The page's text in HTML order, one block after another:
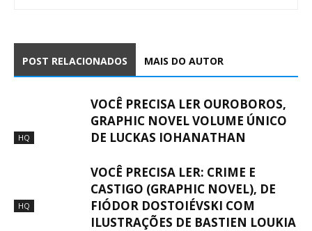
POST RELACIONADOS MAIS DO AUTOR
HQ
VOCÊ PRECISA LER OUROBOROS,
GRAPHIC NOVEL VOLUME ÚNICO
DE LUCKAS IOHANATHAN
HQ
VOCÊ PRECISA LER: CRIME E
CASTIGO (GRAPHIC NOVEL), DE
FIÓDOR DOSTOIÉVSKI COM
ILUSTRAÇÕES DE BASTIEN LOUKIA